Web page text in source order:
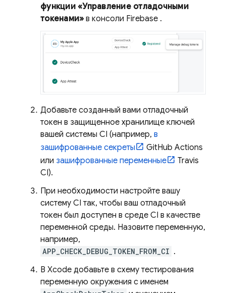
функции «Управление отладочными
токенами» в консоли Firebase .
Добавьте созданный вами отладочный
токен в защищенное хранилище ключей
вашей системы CI (например, в
зашифрованные секреты
GitHub Actions
или зашифрованные переменные
Travis
CI).
При необходимости настройте вашу
систему CI так, чтобы ваш отладочный
токен был доступен в среде CI в качестве
переменной среды. Назовите переменную,
например,
APP_CHECK_DEBUG_TOKEN_FROM_CI .
В Xcode добавьте в схему тестирования
переменную окружения с именем